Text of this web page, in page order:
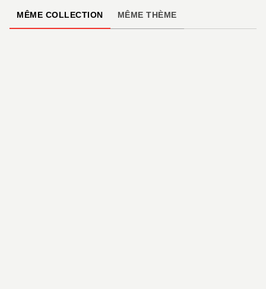
MÊME COLLECTION MÊME THÈME